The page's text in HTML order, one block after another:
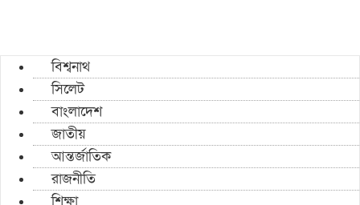
বিশ্বনাথ
সিলেট
বাংলাদেশ
জাতীয়
আন্তর্জাতিক
রাজনীতি
শিক্ষা